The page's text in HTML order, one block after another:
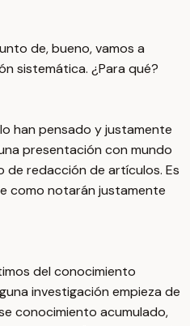
de, bueno, vamos a
sistemática. ¿Para qué?
han pensado y justamente
presentación con mundo
de redacción de artículos. Es
como notarán justamente
del conocimiento
investigación empieza de
conocimiento acumulado,